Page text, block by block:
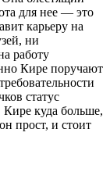
для нее — это
карьеру на
ни
работу
Кире поручают
статус
куда больше,
прост, и стоит